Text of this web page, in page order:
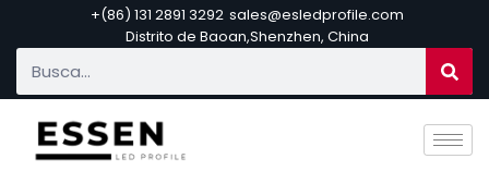
+(86) 131 2891 3292 sales@esledprofile.com
Distrito de Baoan,Shenzhen, China